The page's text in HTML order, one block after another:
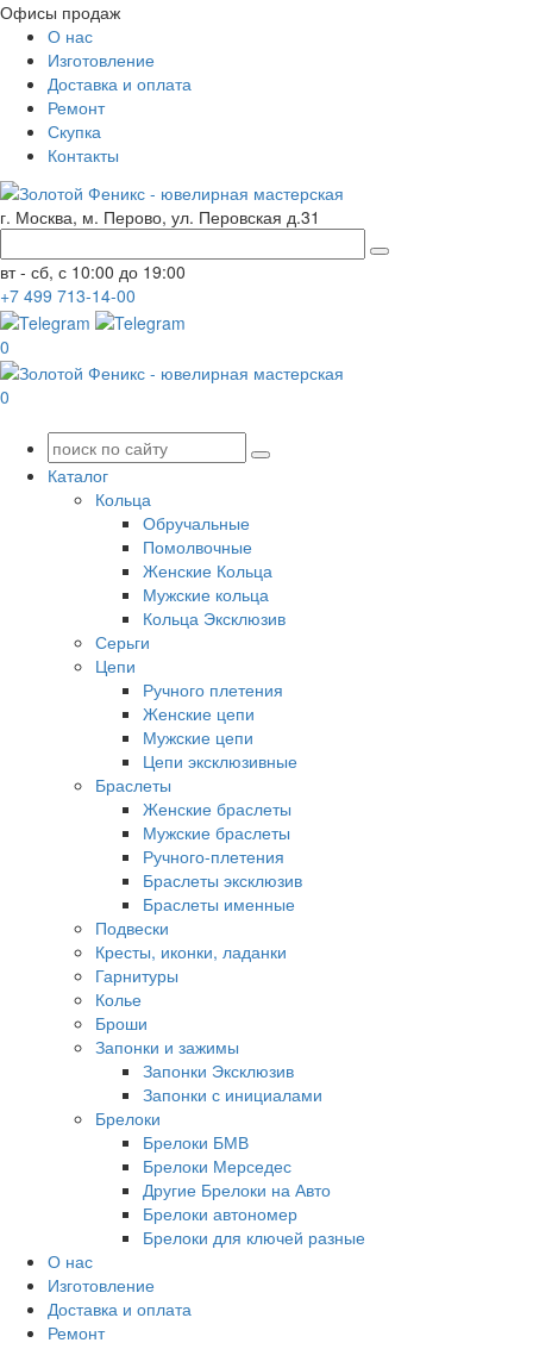
Офисы продаж
О нас
Изготовление
Доставка и оплата
Ремонт
Скупка
Контакты
г. Москва, м. Перово, ул. Перовская д.31
вт - сб, с 10:00 до 19:00
+7 499 713-14-00
0
0
Каталог
Кольца
Обручальные
Помолвочные
Женские Кольца
Мужские кольца
Кольца Эксклюзив
Серьги
Цепи
Ручного плетения
Женские цепи
Мужские цепи
Цепи эксклюзивные
Браслеты
Женские браслеты
Мужские браслеты
Ручного-плетения
Браслеты эксклюзив
Браслеты именные
Подвески
Кресты, иконки, ладанки
Гарнитуры
Колье
Броши
Запонки и зажимы
Запонки Эксклюзив
Запонки с инициалами
Брелоки
Брелоки БМВ
Брелоки Мерседес
Другие Брелоки на Авто
Брелоки автономер
Брелоки для ключей разные
О нас
Изготовление
Доставка и оплата
Ремонт